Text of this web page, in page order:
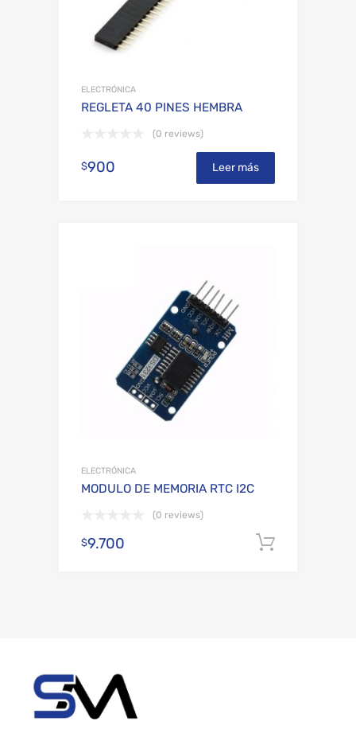
ELECTRÓNICA
REGLETA 40 PINES HEMBRA
(0 reviews)
$900 Leer más
ELECTRÓNICA
MODULO DE MEMORIA RTC I2C
(0 reviews)
$9.700